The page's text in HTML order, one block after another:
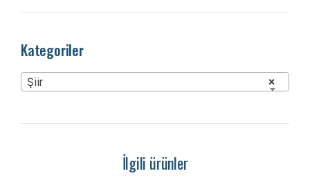
Kategoriler
×
Şiir
İlgili ürünler